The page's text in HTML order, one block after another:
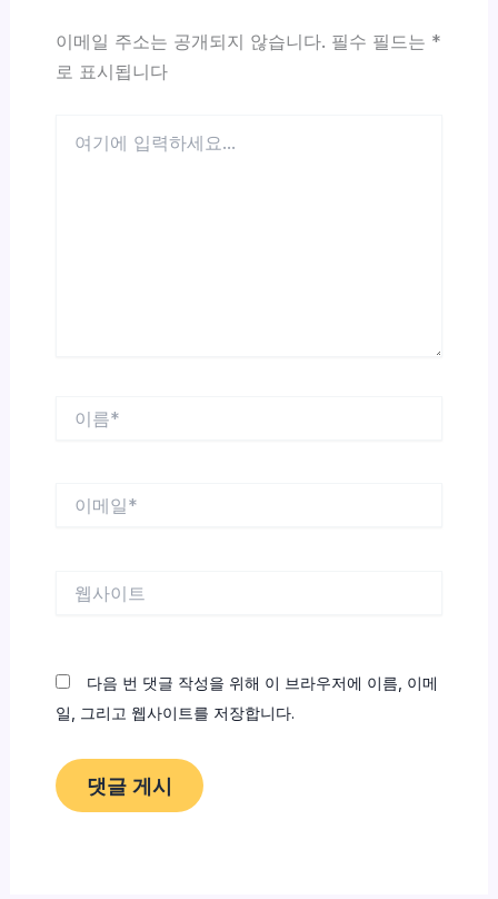
이메일 주소는 공개되지 않습니다. 필수 필드는 *
로 표시됩니다
다음 번 댓글 작성을 위해 이 브라우저에 이름, 이메
일, 그리고 웹사이트를 저장합니다.